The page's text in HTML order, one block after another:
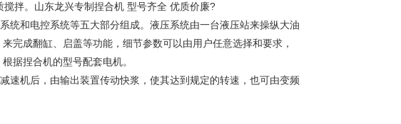
拌。 山东龙兴专制捏合机 型号齐全 优质价廉?
和电控系统等五大部分组成。液压系统由一台液压站来操纵大油
完成翻缸、启盖等功能，细节参数可以由用户任意选择和要求，
据捏合机的型号配套电机。
速机后，由输出装置传动快浆，使其达到规定的转速，也可由变频